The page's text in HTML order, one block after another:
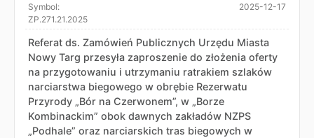
Symbol:
ZP.271.21.2025
2025-12-17
Referat ds. Zamówień Publicznych Urzędu Miasta
Nowy Targ przesyła zaproszenie do złożenia oferty
na przygotowaniu i utrzymaniu ratrakiem szlaków
narciarstwa biegowego w obrębie Rezerwatu
Przyrody „Bór na Czerwonem”, w „Borze
Kombinackim” obok dawnych zakładów NZPS
„Podhale” oraz narciarskich tras biegowych w